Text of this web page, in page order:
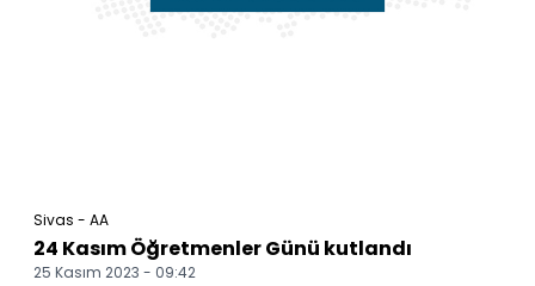
Sivas - AA
24 Kasım Öğretmenler Günü kutlandı
25 Kasım 2023 - 09:42